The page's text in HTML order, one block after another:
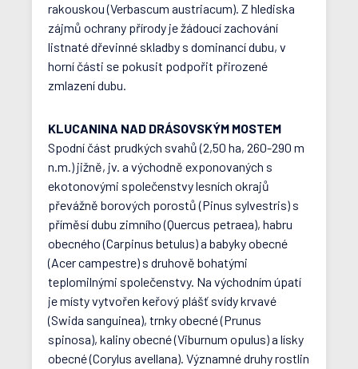
rakouskou (Verbascum austriacum). Z hlediska
zájmů ochrany přírody je žádoucí zachování
listnaté dřevinné skladby s dominancí dubu, v
horní části se pokusit podpořit přirozené
zmlazení dubu.
KLUCANINA NAD DRÁSOVSKÝM MOSTEM
Spodní část prudkých svahů (2,50 ha, 260-290 m
n.m.) jižně, jv. a východně exponovaných s
ekotonovými společenstvy lesních okrajů
převážně borových porostů (Pinus sylvestris) s
příměsí dubu zimního (Quercus petraea), habru
obecného (Carpinus betulus) a babyky obecné
(Acer campestre) s druhově bohatými
teplomilnými společenstvy. Na východním úpatí
je místy vytvořen keřový plášť svídy krvavé
(Swida sanguinea), trnky obecné (Prunus
spinosa), kaliny obecné (Viburnum opulus) a lísky
obecné (Corylus avellana). Významné druhy rostlin